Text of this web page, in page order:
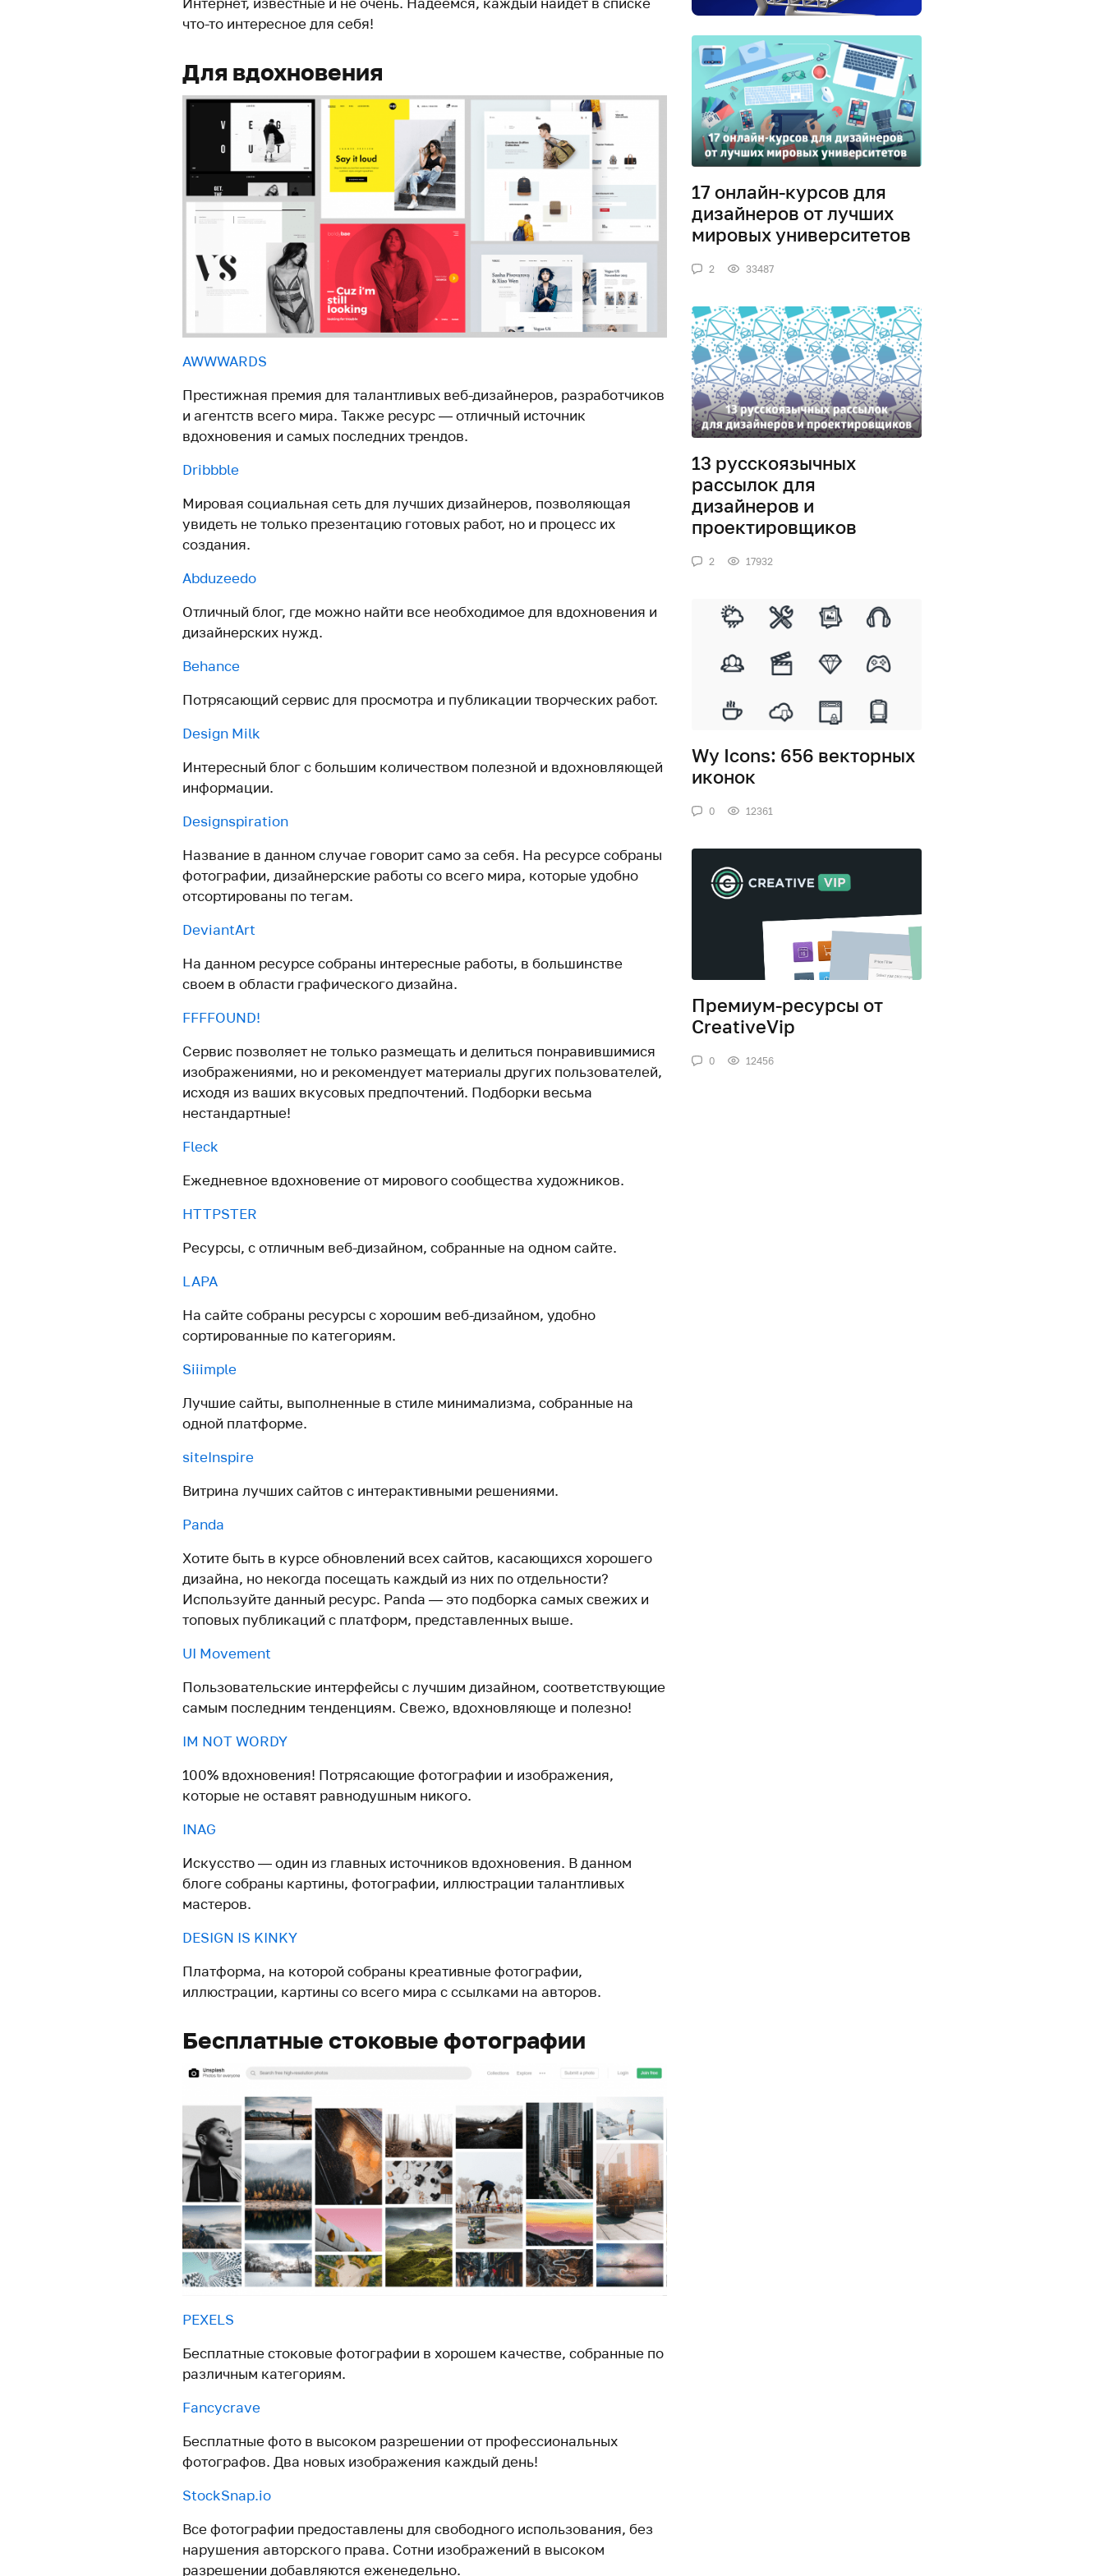
что-то интересное для себя!
Для вдохновения
AWWWARDS
Престижная премия для талантливых веб-дизайнеров, разработчиков
и агентств всего мира. Также ресурс — отличный источник
вдохновения и самых последних трендов.
Dribbble
Мировая социальная сеть для лучших дизайнеров, позволяющая
увидеть не только презентацию готовых работ, но и процесс их
создания.
Abduzeedo
Отличный блог, где можно найти все необходимое для вдохновения и
дизайнерских нужд.
Behance
Потрясающий сервис для просмотра и публикации творческих работ.
Design Milk
Интересный блог с большим количеством полезной и вдохновляющей
информации.
Designspiration
Название в данном случае говорит само за себя. На ресурсе собраны
фотографии, дизайнерские работы со всего мира, которые удобно
отсортированы по тегам.
DeviantArt
На данном ресурсе собраны интересные работы, в большинстве
своем в области графического дизайна.
FFFFOUND!
Сервис позволяет не только размещать и делиться понравившимися
изображениями, но и рекомендует материалы других пользователей,
исходя из ваших вкусовых предпочтений. Подборки весьма
нестандартные!
Fleck
Ежедневное вдохновение от мирового сообщества художников.
HTTPSTER
Ресурсы, с отличным веб-дизайном, собранные на одном сайте.
LAPA
На сайте собраны ресурсы с хорошим веб-дизайном, удобно
сортированные по категориям.
Siiimple
Лучшие сайты, выполненные в стиле минимализма, собранные на
одной платформе.
siteInspire
Витрина лучших сайтов с интерактивными решениями.
Panda
Хотите быть в курсе обновлений всех сайтов, касающихся хорошего
дизайна, но некогда посещать каждый из них по отдельности?
Используйте данный ресурс. Panda — это подборка самых свежих и
топовых публикаций с платформ, представленных выше.
UI Movement
Пользовательские интерфейсы с лучшим дизайном, соответствующие
самым последним тенденциям. Свежо, вдохновляюще и полезно!
IM NOT WORDY
100% вдохновения! Потрясающие фотографии и изображения,
которые не оставят равнодушным никого.
INAG
Искусство — один из главных источников вдохновения. В данном
блоге собраны картины, фотографии, иллюстрации талантливых
мастеров.
DESIGN IS KINKY
Платформа, на которой собраны креативные фотографии,
иллюстрации, картины со всего мира с ссылками на авторов.
Бесплатные стоковые фотографии
PEXELS
Бесплатные стоковые фотографии в хорошем качестве, собранные по
различным категориям.
Fancycrave
Бесплатные фото в высоком разрешении от профессиональных
фотографов. Два новых изображения каждый день!
StockSnap.io
Все фотографии предоставлены для свободного использования, без
нарушения авторского права. Сотни изображений в высоком
разрешении добавляются еженедельно.
17 онлайн-курсов для
дизайнеров от лучших
мировых университетов
2 33487
13 русскоязычных
рассылок для
дизайнеров и
проектировщиков
2 17932
Wy Icons: 656 векторных
иконок
0 12361
Премиум-ресурсы от
CreativeVip
0 12456